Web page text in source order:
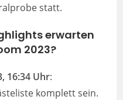
statt.
erwarten
2023?
16:34 Uhr:
komplett sein.